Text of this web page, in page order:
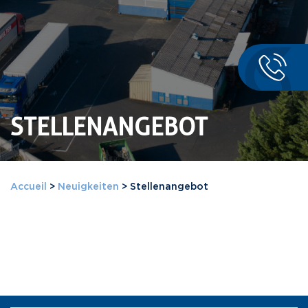
STELLENANGEBOT
Accueil > Neuigkeiten > Stellenangebot